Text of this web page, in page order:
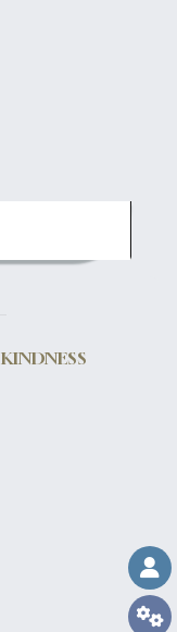
KINDNESS